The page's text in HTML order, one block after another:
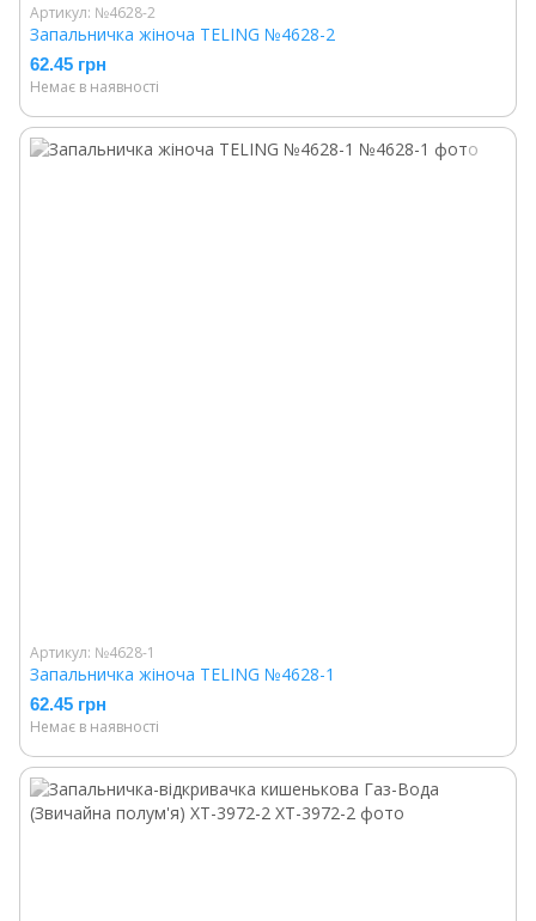
Артикул: №4628-2
Запальничка жіноча TELING №4628-2
62.45 грн
Немає в наявності
Артикул: №4628-1
Запальничка жіноча TELING №4628-1
62.45 грн
Немає в наявності